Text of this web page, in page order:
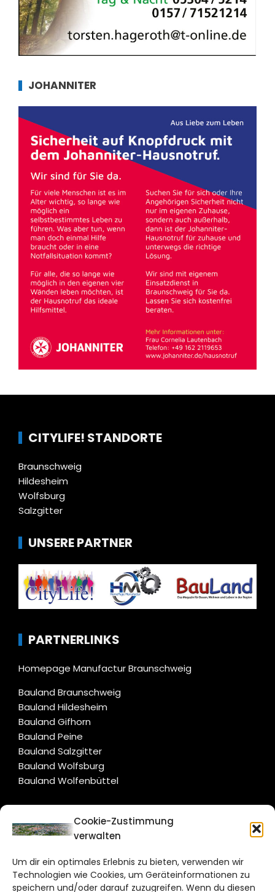
Cookie-Zustimmung
verwalten
Um dir ein optimales Erlebnis zu bieten, verwenden wir
Technologien wie Cookies, um Geräteinformationen zu
speichern und/oder darauf zuzugreifen. Wenn du diesen
JOHANNITER
CITYLIFE! STANDORTE
Braunschweig
Hildesheim
Wolfsburg
Salzgitter
UNSERE PARTNER
PARTNERLINKS
Homepage Manufactur Braunschweig
Bauland Braunschweig
Bauland Hildesheim
Bauland Gifhorn
Bauland Peine
Bauland Salzgitter
Bauland Wolfsburg
Bauland Wolfenbüttel
CITYLIFE!
Bruchtorwall 12
38100 Braunschweig